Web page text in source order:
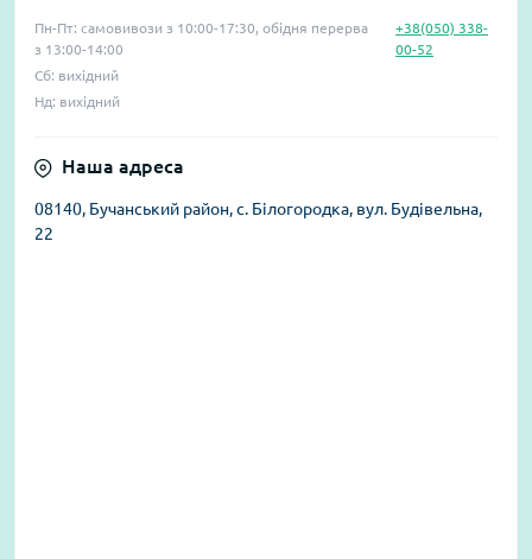
Пн-Пт: самовивози з 10:00-17:30, обідня перерва
з 13:00-14:00
Сб: вихідний
Нд: вихідний
+38(050) 338-
00-52
Наша адреса
08140, Бучанський район, с. Білогородка, вул. Будівельна,
22